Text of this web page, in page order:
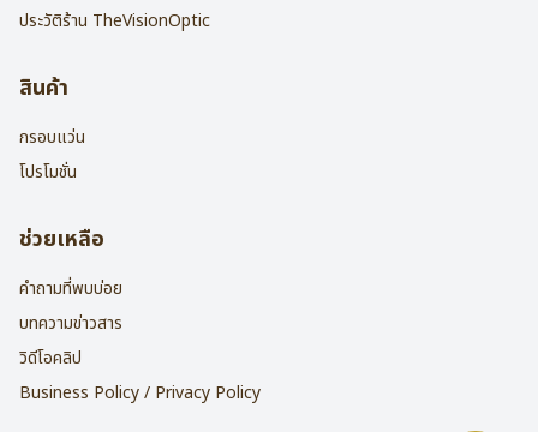
ประวัติร้าน TheVisionOptic
สินค้า
กรอบแว่น
โปรโมชั่น
ช่วยเหลือ
คำถามที่พบบ่อย
บทความข่าวสาร
วิดีโอคลิป
Business Policy / Privacy Policy